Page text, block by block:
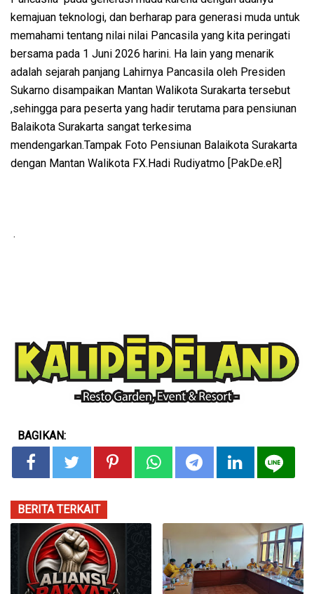
kemajuan teknologi, dan berharap para generasi muda untuk
memahami tentang nilai nilai Pancasila yang kita peringati
bersama pada 1 Juni 2026 harini. Ha lain yang menarik
adalah sejarah panjang Lahirnya Pancasila oleh Presiden
Sukarno disampaikan Mantan Walikota Surakarta tersebut
,sehingga para peserta yang hadir terutama para pensiunan
Balaikota Surakarta sangat terkesima
mendengarkan.Tampak Foto Pensiunan Balaikota Surakarta
dengan Mantan Walikota FX.Hadi Rudiyatmo [PakDe.eR]
.
BAGIKAN:
BERITA TERKAIT